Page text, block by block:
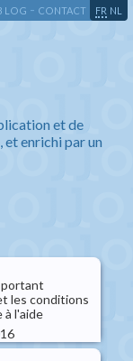
LOG - CONTACT FR NL
et de
enrichi par un
portant
les conditions
à l'aide